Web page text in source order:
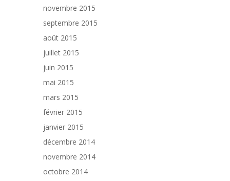
novembre 2015
septembre 2015
août 2015
juillet 2015
juin 2015
mai 2015
mars 2015
février 2015
janvier 2015
décembre 2014
novembre 2014
octobre 2014